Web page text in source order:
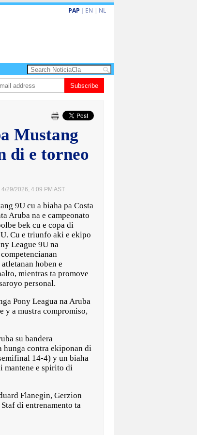
PAP | EN | NL
polis ainda sin bodycam
Subscribe
Mustang
di e torneo
4/29/2026, 4:09 PM AST
9U cu a biaha pa Costa
Aruba na e campeonato
bek cu e copa di
Cu e triunfo aki e ekipo
League 9U na
hoben e
mientras ta promove
personal.
Pony Leagua na Aruba
y a mustra compromiso,
su bandera
hunga contra ekiponan di
14-4) y un biaha
mantene e spirito di
Flanegin, Gerzion
di entrenamento ta